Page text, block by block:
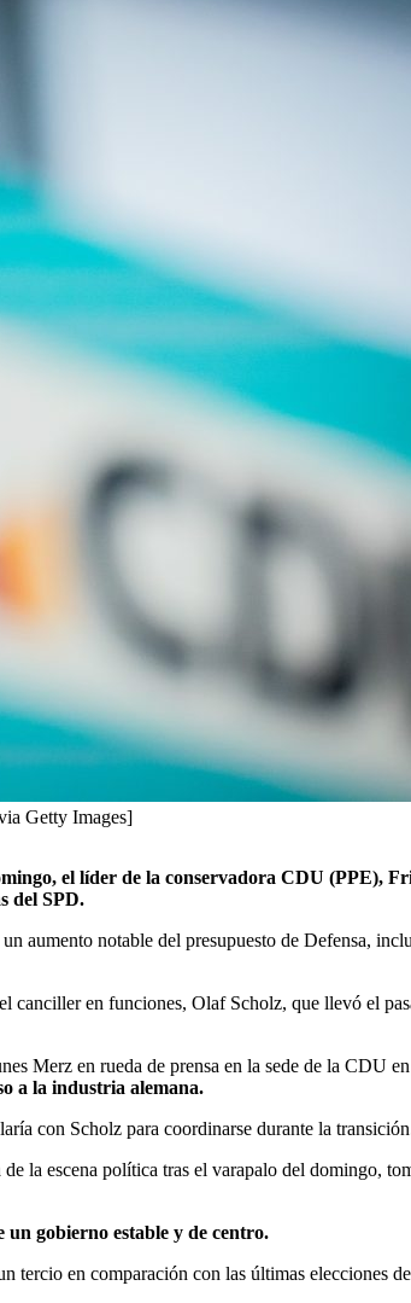
Getty Images]
el líder de la conservadora CDU (PPE),
del SPD.
aumento notable del presupuesto de Defensa,
en funciones, Olaf Scholz, que llevó el
Merz en rueda de prensa en la sede de la CDU
a la industria alemana.
con Scholz para coordinarse durante la
la escena política tras el varapalo del domingo,
un gobierno estable y de centro.
tercio en comparación con las últimas elecciones